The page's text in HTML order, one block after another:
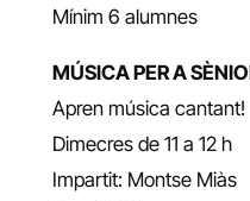
Mínim 6 alumnes
MÚSICA PER A
Apren música cantant!
Dimecres de 11 a 12 h
Impartit: Montse Miàs